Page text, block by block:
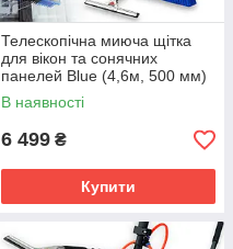
Телескопічна миюча щітка
для вікон та сонячних
панелей Blue (4,6м, 500 мм)
В наявності
6 499 ₴
Купити